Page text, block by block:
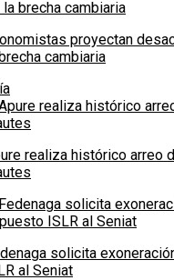
proyectan
cambiaria
realiza histórico arreo
solicita
al Seniat